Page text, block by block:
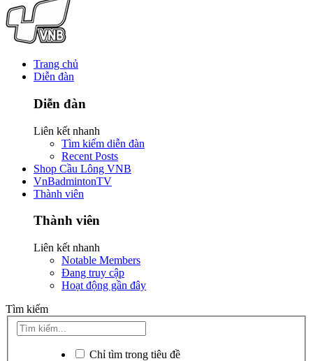
Trang chủ
Diễn đàn
Diễn đàn
Liên kết nhanh
Tìm kiếm diễn đàn
Recent Posts
Shop Cầu Lông VNB
VnBadmintonTV
Thành viên
Thành viên
Liên kết nhanh
Notable Members
Đang truy cập
Hoạt động gần đây
Tìm kiếm
Chỉ tìm trong tiêu đề